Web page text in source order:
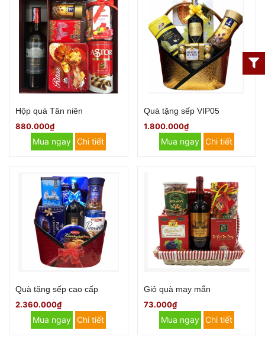
Hộp quà Tân niên
880.000₫
Mua ngay Chi tiết
Quà tặng sếp VIP05
1.800.000₫
Mua ngay Chi tiết
Quà tặng sếp cao cấp
2.360.000₫
Mua ngay Chi tiết
Giỏ quà may mắn
73.000₫
Mua ngay Chi tiết